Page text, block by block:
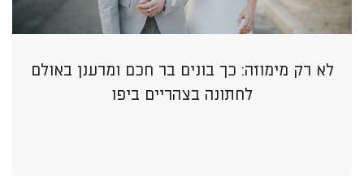
לא רק מימוזה: כך בונים בר חכם ומרענן באולם
לחתונה בצהריים ביפו